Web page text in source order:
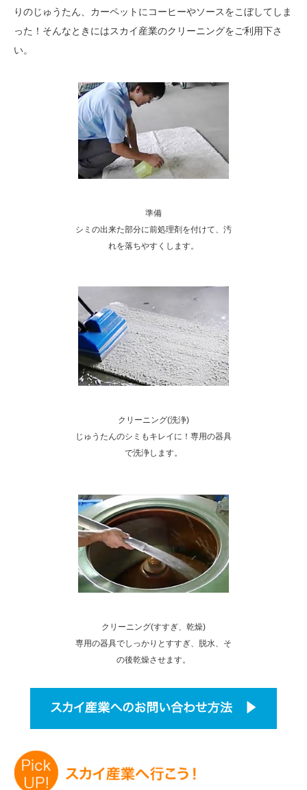
りのじゅうたん、カーペットにコーヒーやソースをこぼしてしま
った！そんなときにはスカイ産業のクリーニングをご利用下さ
い。
準備
シミの出来た部分に前処理剤を付けて、汚
れを落ちやすくします。
クリーニング(洗浄)
じゅうたんのシミもキレイに！専用の器具
で洗浄します。
クリーニング(すすぎ、乾燥)
専用の器具でしっかりとすすぎ、脱水、そ
の後乾燥させます。